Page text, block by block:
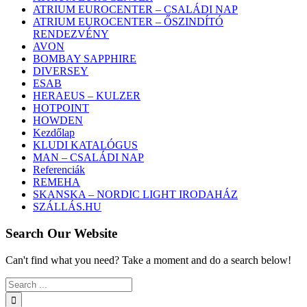
ATRIUM EUROCENTER – CSALÁDI NAP
ATRIUM EUROCENTER – ŐSZINDÍTÓ
RENDEZVÉNY
AVON
BOMBAY SAPPHIRE
DIVERSEY
ESAB
HERAEUS – KULZER
HOTPOINT
HOWDEN
Kezdőlap
KLUDI KATALÓGUS
MAN – CSALÁDI NAP
Referenciák
REMEHA
SKANSKA – NORDIC LIGHT IRODAHÁZ
SZÁLLÁS.HU
Search Our Website
Can't find what you need? Take a moment and do a search below!